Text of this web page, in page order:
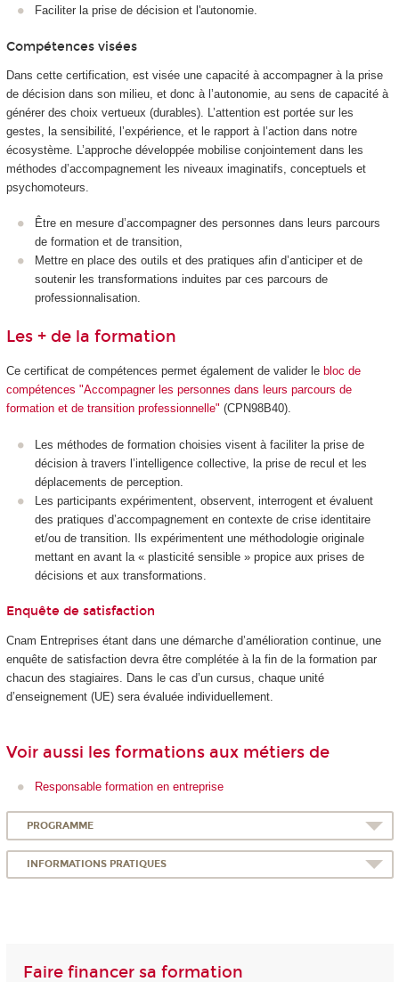
Faciliter la prise de décision et l'autonomie.
Compétences visées
Dans cette certification, est visée une capacité à accompagner à la prise
de décision dans son milieu, et donc à l’autonomie, au sens de capacité à
générer des choix vertueux (durables). L’attention est portée sur les
gestes, la sensibilité, l’expérience, et le rapport à l’action dans notre
écosystème. L’approche développée mobilise conjointement dans les
méthodes d’accompagnement les niveaux imaginatifs, conceptuels et
psychomoteurs.
Être en mesure d’accompagner des personnes dans leurs parcours
de formation et de transition,
Mettre en place des outils et des pratiques afin d’anticiper et de
soutenir les transformations induites par ces parcours de
professionnalisation.
Les + de la formation
Ce certificat de compétences permet également de valider le bloc de
compétences "Accompagner les personnes dans leurs parcours de
formation et de transition professionnelle" (CPN98B40).
Les méthodes de formation choisies visent à faciliter la prise de
décision à travers l’intelligence collective, la prise de recul et les
déplacements de perception.
Les participants expérimentent, observent, interrogent et évaluent
des pratiques d’accompagnement en contexte de crise identitaire
et/ou de transition. Ils expérimentent une méthodologie originale
mettant en avant la « plasticité sensible » propice aux prises de
décisions et aux transformations.
Enquête de satisfaction
Cnam Entreprises étant dans une démarche d’amélioration continue, une
enquête de satisfaction devra être complétée à la fin de la formation par
chacun des stagiaires. Dans le cas d’un cursus, chaque unité
d’enseignement (UE) sera évaluée individuellement.
Voir aussi les formations aux métiers de
Responsable formation en entreprise
PROGRAMME
INFORMATIONS PRATIQUES
Faire financer sa formation